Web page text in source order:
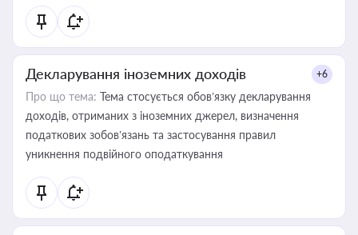
Декларування іноземних доходів +6
Про що тема: Тема стосується обов’язку декларування
доходів, отриманих з іноземних джерел, визначення
податкових зобов’язань та застосування правил
уникнення подвійного оподаткування